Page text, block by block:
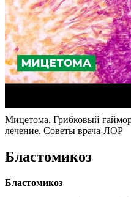
Мицетома. Грибковый
лечение. Советы врача-ЛОР
Бластомикоз
Бластомикоз